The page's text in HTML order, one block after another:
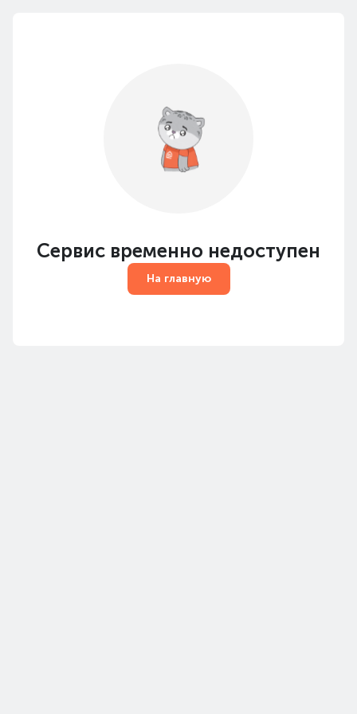
Сервис временно недоступен
На главную